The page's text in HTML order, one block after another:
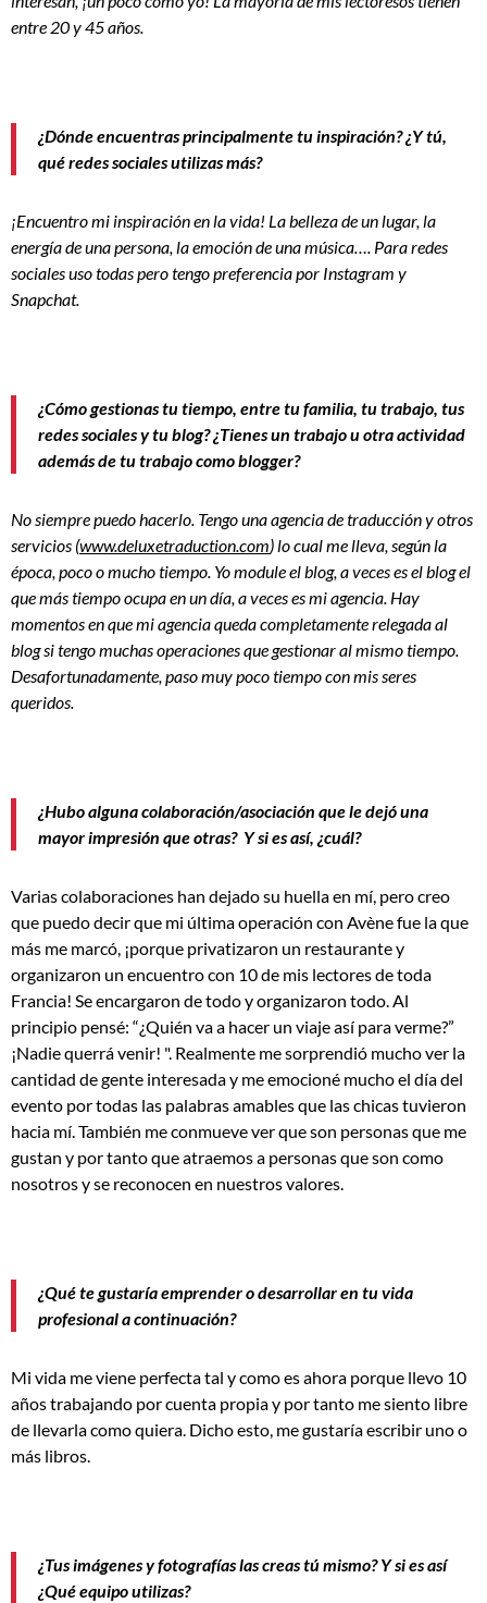
entre 20 y 45 años.
¿Dónde encuentras principalmente tu inspiración? ¿Y tú,
qué redes sociales utilizas más?
¡Encuentro mi inspiración en la vida! La belleza de un lugar, la
energía de una persona, la emoción de una música…. Para redes
sociales uso todas pero tengo preferencia por Instagram y
Snapchat.
¿Cómo gestionas tu tiempo, entre tu familia, tu trabajo, tus
redes sociales y tu blog? ¿Tienes un trabajo u otra actividad
además de tu trabajo como blogger?
No siempre puedo hacerlo. Tengo una agencia de traducción y otros
servicios (www.deluxetraduction.com) lo cual me lleva, según la
época, poco o mucho tiempo. Yo module el blog, a veces es el blog el
que más tiempo ocupa en un día, a veces es mi agencia. Hay
momentos en que mi agencia queda completamente relegada al
blog si tengo muchas operaciones que gestionar al mismo tiempo.
Desafortunadamente, paso muy poco tiempo con mis seres
queridos.
¿Hubo alguna colaboración/asociación que le dejó una
mayor impresión que otras? Y si es así, ¿cuál?
Varias colaboraciones han dejado su huella en mí, pero creo
que puedo decir que mi última operación con Avène fue la que
más me marcó, ¡porque privatizaron un restaurante y
organizaron un encuentro con 10 de mis lectores de toda
Francia! Se encargaron de todo y organizaron todo. Al
principio pensé: “¿Quién va a hacer un viaje así para verme?”
¡Nadie querrá venir! ". Realmente me sorprendió mucho ver la
cantidad de gente interesada y me emocioné mucho el día del
evento por todas las palabras amables que las chicas tuvieron
hacia mí. También me conmueve ver que son personas que me
gustan y por tanto que atraemos a personas que son como
nosotros y se reconocen en nuestros valores.
¿Qué te gustaría emprender o desarrollar en tu vida
profesional a continuación?
Mi vida me viene perfecta tal y como es ahora porque llevo 10
años trabajando por cuenta propia y por tanto me siento libre
de llevarla como quiera. Dicho esto, me gustaría escribir uno o
más libros.
¿Tus imágenes y fotografías las creas tú mismo? Y si es así
¿Qué equipo utilizas?